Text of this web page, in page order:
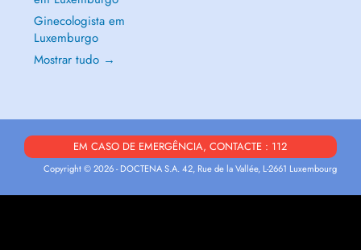
Ginecologista em
Luxemburgo
Mostrar tudo →
EM CASO DE EMERGÊNCIA, CONTACTE : 112
Copyright © 2026 - DOCTENA S.A. 42, Rue de la Vallée, L-2661 Luxembourg